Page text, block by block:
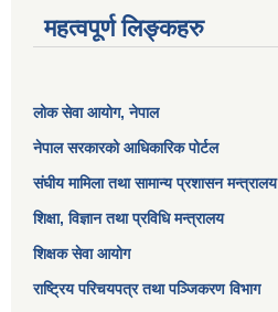
महत्वपूर्ण लिङ्कहरु
लोक सेवा आयोग, नेपाल
नेपाल सरकारको आधिकारिक पोर्टल
संघीय मामिला तथा सामान्य प्रशासन मन्त्रालय
शिक्षा, विज्ञान तथा प्रविधि मन्त्रालय
शिक्षक सेवा आयोग
राष्ट्रिय परिचयपत्र तथा पञ्जिकरण विभाग